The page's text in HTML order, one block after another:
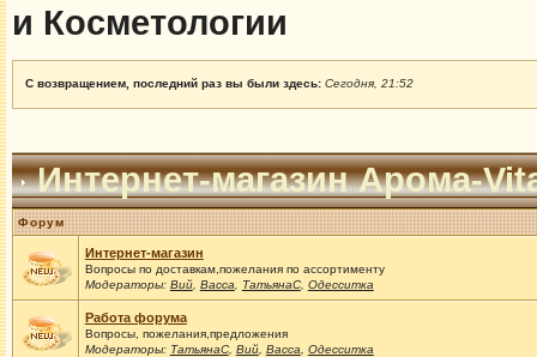
и Косметологии
С возвращением, последний раз вы были здесь: Сегодня, 21:52
Интернет-магазин Арома-
Форум
Интернет-магазин
Вопросы по доставкам,пожелания по ассортименту
Модераторы: Вий, Васса ТатьянаС, Одесситка
Работа форума
Вопросы, пожелания,предложения
Модераторы: ТатьянаС, Вий, Васса Одесситка